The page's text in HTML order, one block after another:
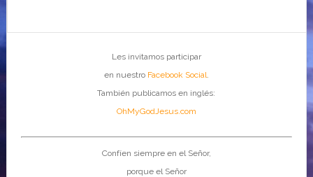
Les invitamos participar
en nuestro Facebook Social.
También publicamos en inglés:
OhMyGodJesus.com
Confíen siempre en el Señor,
porque el Señor